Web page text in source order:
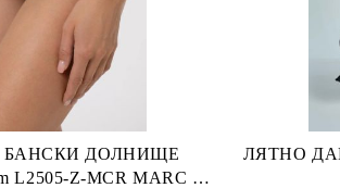
ДОЛНИЩЕ
L2505-Z-MCR MARC &
ЛЯТНО